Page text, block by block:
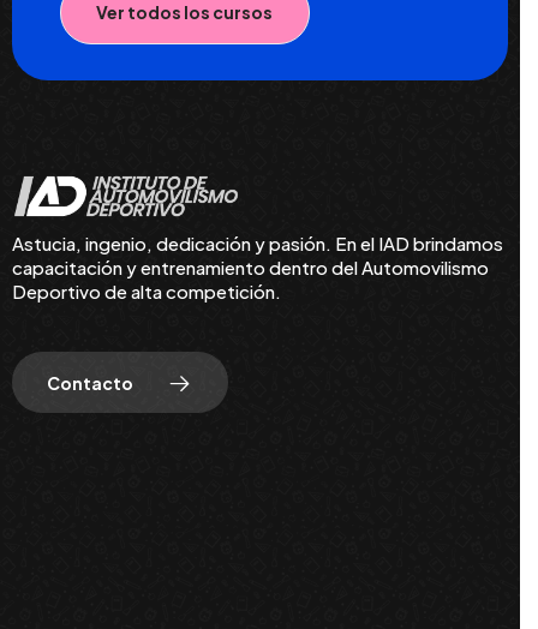
Ver todos los cursos
Astucia, ingenio, dedicación y pasión. En el IAD brindamos
capacitación y entrenamiento dentro del Automovilismo
Deportivo de alta competición.
Contacto